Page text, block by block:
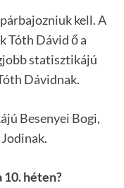
kell. A
Tóth Dávid ő a
statisztikájú
Dávidnak.
Besenyei Bogi,
héten?